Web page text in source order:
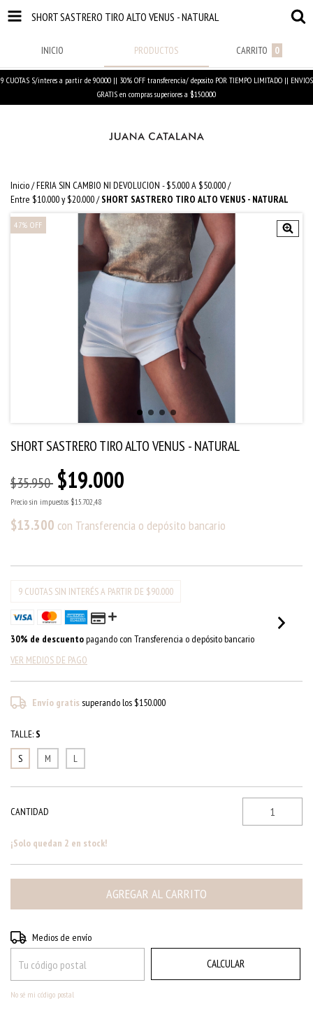
SHORT SASTRERO TIRO ALTO VENUS - NATURAL
INICIO PRODUCTOS CARRITO 0
9 CUOTAS S/interes a partir de 90.000 || 30% OFF transferencia/ deposito POR TIEMPO LIMITADO || ENVIOS
GRATIS en compras superiores a $150.000
Inicio/FERIA SIN CAMBIO NI DEVOLUCION - $5.000 A $50.000/
Entre $10.000 y $20.000/ SHORT SASTRERO TIRO ALTO VENUS - NATURAL
47% OFF
SHORT SASTRERO TIRO ALTO VENUS - NATURAL
$35.950 $19.000
Precio sin impuestos $15.702,48
$13.300 con Transferencia o depósito bancario
30% de descuentopagando con Transferencia o depósito bancario
VER MEDIOS DE PAGO
Envío gratissuperando los $150.000
TALLE: S
S
M L
CANTIDAD
¡Solo quedan 2 en stock!
Entregas para el CP:
Medios de envío
CALCULAR
No sé mi código postal